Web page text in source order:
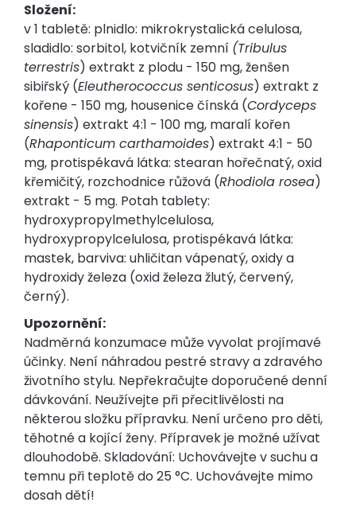
Složení:
v 1 tabletě: plnidlo: mikrokrystalická celulosa,
sladidlo: sorbitol, kotvičník zemní (Tribulus
terrestris) extrakt z plodu - 150 mg, ženšen
sibiřský (Eleutherococcus senticosus) extrakt z
kořene - 150 mg, housenice čínská (Cordyceps
sinensis) extrakt 4:1 - 100 mg, maralí kořen
(Rhaponticum carthamoides) extrakt 4:1 - 50
mg, protispékavá látka: stearan hořečnatý, oxid
křemičitý, rozchodnice růžová (Rhodiola rosea)
extrakt - 5 mg. Potah tablety:
hydroxypropylmethylcelulosa,
hydroxypropylcelulosa, protispékavá látka:
mastek, barviva: uhličitan vápenatý, oxidy a
hydroxidy železa (oxid železa žlutý, červený,
černý).
Upozornění:
Nadměrná konzumace může vyvolat projímavé
účinky. Není náhradou pestré stravy a zdravého
životního stylu. Nepřekračujte doporučené denní
dávkování. Neužívejte při přecitlivělosti na
některou složku přípravku. Není určeno pro děti,
těhotné a kojící ženy. Přípravek je možné užívat
dlouhodobě. Skladování: Uchovávejte v suchu a
temnu při teplotě do 25 °C. Uchovávejte mimo
dosah dětí!